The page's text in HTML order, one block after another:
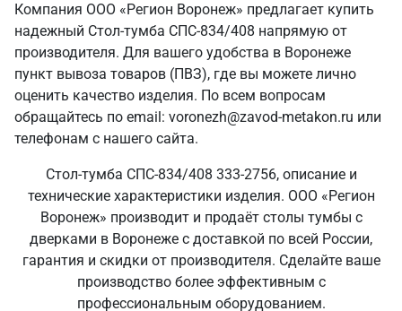
Компания ООО «Регион Воронеж» предлагает купить
надежный Стол-тумба СПС-834/408 напрямую от
производителя. Для вашего удобства в Воронеже
пункт вывоза товаров (ПВЗ), где вы можете лично
оценить качество изделия. По всем вопросам
обращайтесь по email: voronezh@zavod-metakon.ru или
телефонам с нашего сайта.
Стол-тумба СПС-834/408 333-2756, описание и
технические характеристики изделия. ООО «Регион
Воронеж» производит и продаёт столы тумбы с
дверками в Воронеже с доставкой по всей России,
гарантия и скидки от производителя. Сделайте ваше
производство более эффективным с
профессиональным оборудованием.